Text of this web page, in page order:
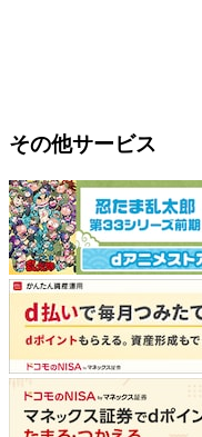
その他サービス